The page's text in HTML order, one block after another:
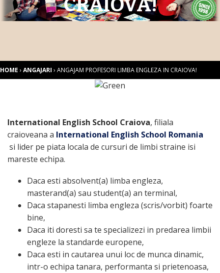
g
a
CRAIOVA!
HOME › ANGAJARI › ANGAJAM PROFESORI LIMBA ENGLEZA IN CRAIOVA!
International English School Craiova, filiala
craioveana a International English School Romania
si lider pe piata locala de cursuri de limbi straine isi
mareste echipa.
Daca esti absolvent(a) limba engleza,
masterand(a) sau student(a) an terminal,
Daca stapanesti limba engleza (scris/vorbit) foarte
bine,
Daca iti doresti sa te specializezi in predarea limbii
engleze la standarde europene,
Daca esti in cautarea unui loc de munca dinamic,
intr-o echipa tanara, performanta si prietenoasa,